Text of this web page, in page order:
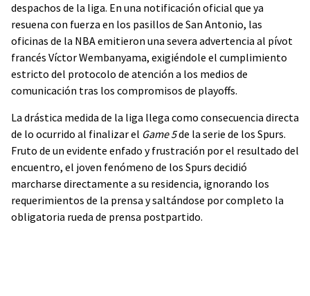
despachos de la liga. En una notificación oficial que ya
resuena con fuerza en los pasillos de San Antonio, las
oficinas de la NBA emitieron una severa advertencia al pívot
francés Víctor Wembanyama, exigiéndole el cumplimiento
estricto del protocolo de atención a los medios de
comunicación tras los compromisos de playoffs.
La drástica medida de la liga llega como consecuencia directa
de lo ocurrido al finalizar el Game 5de la serie de los Spurs.
Fruto de un evidente enfado y frustración por el resultado del
encuentro, el joven fenómeno de los Spurs decidió
marcharse directamente a su residencia, ignorando los
requerimientos de la prensa y saltándose por completo la
obligatoria rueda de prensa postpartido.